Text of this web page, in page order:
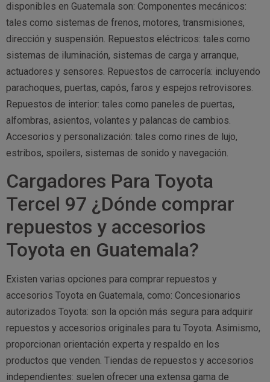
disponibles en Guatemala son: Componentes mecánicos:
tales como sistemas de frenos, motores, transmisiones,
dirección y suspensión. Repuestos eléctricos: tales como
sistemas de iluminación, sistemas de carga y arranque,
actuadores y sensores. Repuestos de carrocería: incluyendo
parachoques, puertas, capós, faros y espejos retrovisores.
Repuestos de interior: tales como paneles de puertas,
alfombras, asientos, volantes y palancas de cambios.
Accesorios y personalización: tales como rines de lujo,
estribos, spoilers, sistemas de sonido y navegación.
Cargadores Para Toyota
Tercel 97 ¿Dónde comprar
repuestos y accesorios
Toyota en Guatemala?
Existen varias opciones para comprar repuestos y
accesorios Toyota en Guatemala, como: Concesionarios
autorizados Toyota: son la opción más segura para adquirir
repuestos y accesorios originales para tu Toyota. Asimismo,
proporcionan orientación experta y respaldo en los
productos que venden. Tiendas de repuestos y accesorios
independientes: suelen ofrecer una extensa gama de